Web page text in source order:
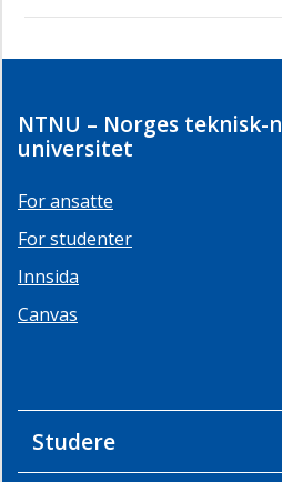
NTNU – Norges
universitet
For ansatte
For studenter
Innsida
Canvas
Studere